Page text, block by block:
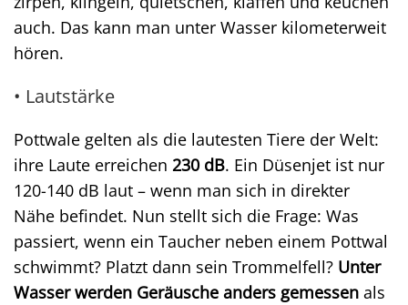
auch. Das kann man unter Wasser kilometerweit
hören.
• Lautstärke
Pottwale gelten als die lautesten Tiere der Welt:
ihre Laute erreichen 230 dB. Ein Düsenjet ist nur
120-140 dB laut – wenn man sich in direkter
Nähe befindet. Nun stellt sich die Frage: Was
passiert, wenn ein Taucher neben einem Pottwal
schwimmt? Platzt dann sein Trommelfell? Unter
Wasser werden Geräusche anders gemessen als